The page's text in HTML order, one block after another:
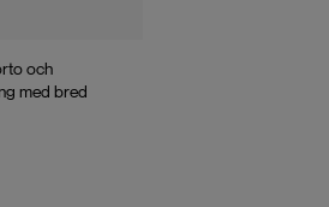
och
med bred